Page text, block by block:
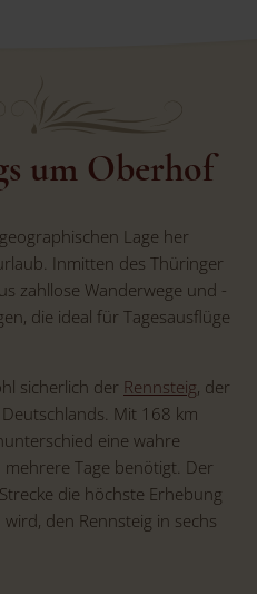
um Oberhof
Lage her
Inmitten des Thüringer
zahllose Wanderwege und -
die ideal für Tagesausflüge
sicherlich der Rennsteig, der
Mit 168 km
eine wahre
Tage benötigt. Der
die höchste Erhebung
den Rennsteig in sechs